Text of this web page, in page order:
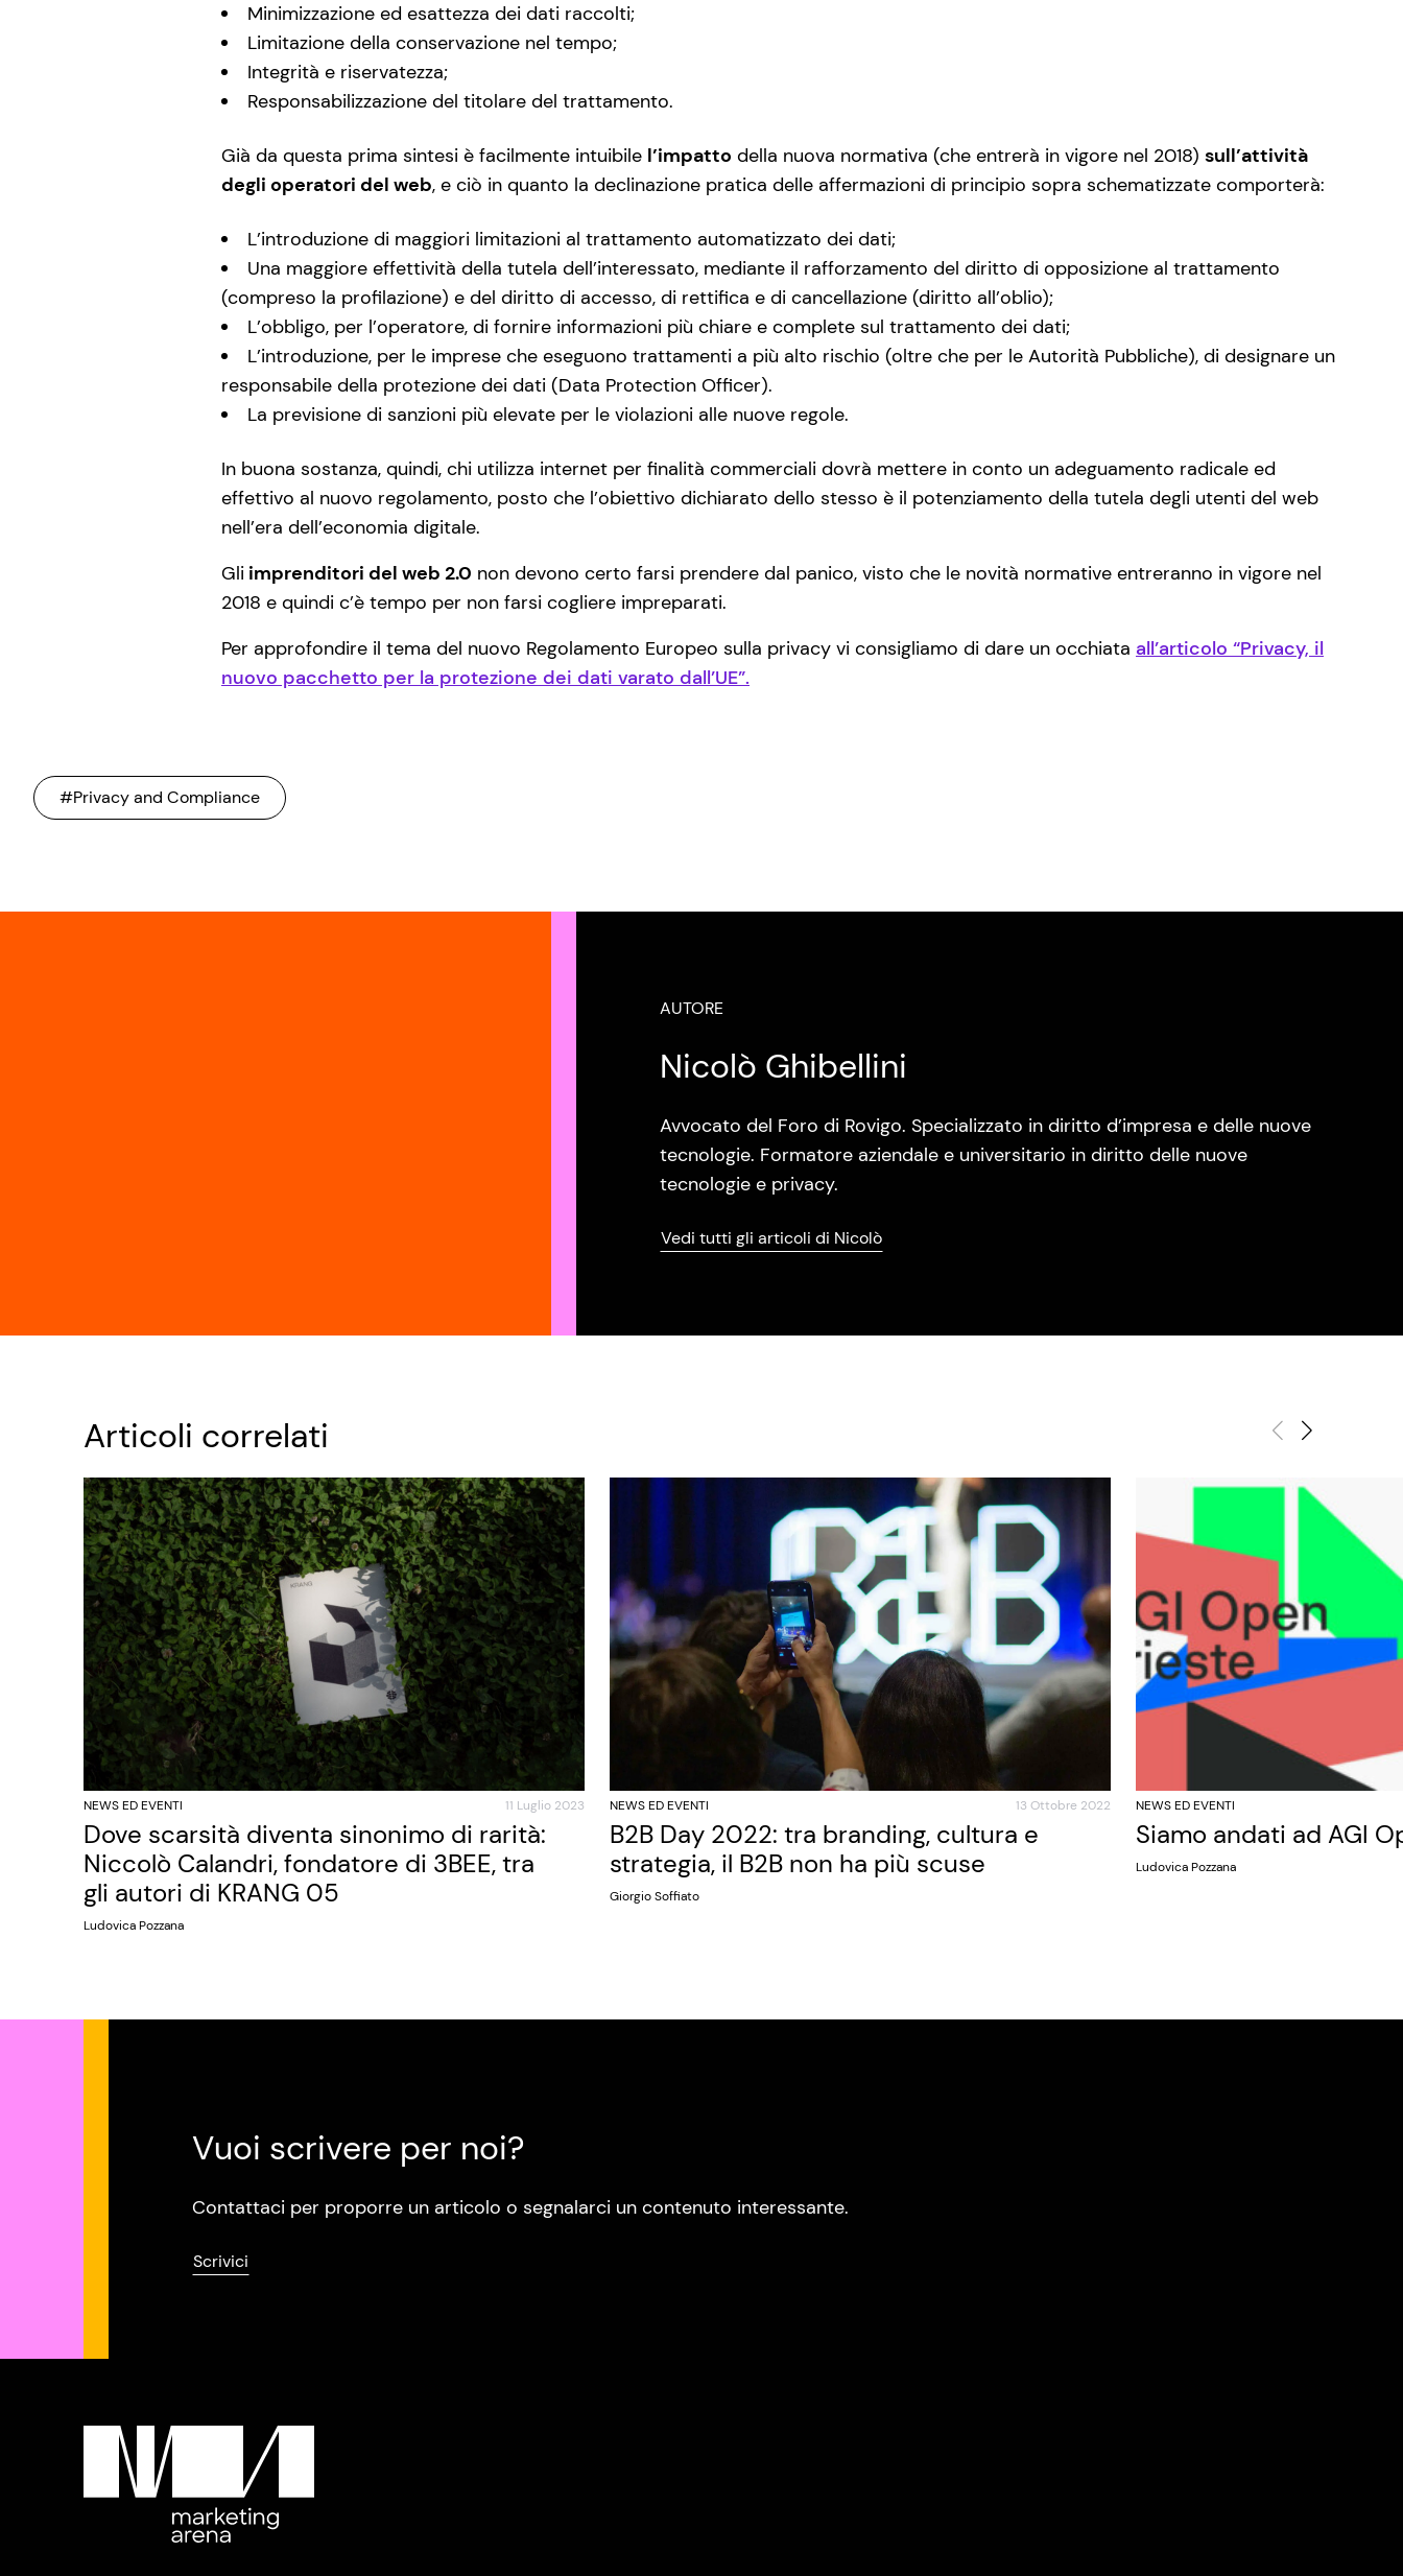
Minimizzazione ed esattezza dei dati raccolti;
Limitazione della conservazione nel tempo;
Integrità e riservatezza;
Responsabilizzazione del titolare del trattamento.
Già da questa prima sintesi è facilmente intuibile l’impatto della nuova normativa (che entrerà in vigore nel 2018) sull’attività
degli operatori del web, e ciò in quanto la declinazione pratica delle affermazioni di principio sopra schematizzate comporterà:
L’introduzione di maggiori limitazioni al trattamento automatizzato dei dati;
Una maggiore effettività della tutela dell’interessato, mediante il rafforzamento del diritto di opposizione al trattamento
(compreso la profilazione) e del diritto di accesso, di rettifica e di cancellazione (diritto all’oblio);
L’obbligo, per l’operatore, di fornire informazioni più chiare e complete sul trattamento dei dati;
L’introduzione, per le imprese che eseguono trattamenti a più alto rischio (oltre che per le Autorità Pubbliche), di designare un
responsabile della protezione dei dati (Data Protection Officer).
La previsione di sanzioni più elevate per le violazioni alle nuove regole.
In buona sostanza, quindi, chi utilizza internet per finalità commerciali dovrà mettere in conto un adeguamento radicale ed
effettivo al nuovo regolamento, posto che l’obiettivo dichiarato dello stesso è il potenziamento della tutela degli utenti del web
nell’era dell’economia digitale.
Gli imprenditori del web 2.0 non devono certo farsi prendere dal panico, visto che le novità normative entreranno in vigore nel
2018 e quindi c’è tempo per non farsi cogliere impreparati.
Per approfondire il tema del nuovo Regolamento Europeo sulla privacy vi consigliamo di dare un occhiata all’articolo “Privacy, il
nuovo pacchetto per la protezione dei dati varato dall’UE”.
#Privacy and Compliance
AUTORE
Nicolò Ghibellini
Avvocato del Foro di Rovigo. Specializzato in diritto d’impresa e delle nuove
tecnologie. Formatore aziendale e universitario in diritto delle nuove
tecnologie e privacy.
Vedi tutti gli articoli di Nicolò
Articoli correlati
NEWS ED EVENTI 11 Luglio 2023
Dove scarsità diventa sinonimo di rarità:
Niccolò Calandri, fondatore di 3BEE, tra
gli autori di KRANG 05
Ludovica Pozzana
NEWS ED EVENTI 13 Ottobre 2022
B2B Day 2022: tra branding, cultura e
strategia, il B2B non ha più scuse
Giorgio Soffiato
NEWS ED EVENTI
Siamo andati ad AGI
Ludovica Pozzana
Vuoi scrivere per noi?
Contattaci per proporre un articolo o segnalarci un contenuto interessante.
Scrivici